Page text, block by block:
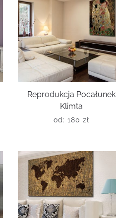
Reprodukcja Pocałunek
Klimta
od: 180 zł